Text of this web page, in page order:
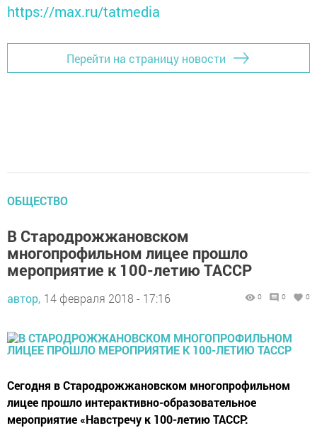
https://max.ru/tatmedia
Перейти на страницу новости
ОБЩЕСТВО
В Стародрожжановском
многопрофильном лицее прошло
мероприятие к 100-летию ТАССР
автор, 14 февраля 2018 - 17:16 0 0 0
Сегодня в Стародрожжановском многопрофильном
лицее прошло интерактивно-образовательное
мероприятие «Навстречу к 100-летию ТАССР: